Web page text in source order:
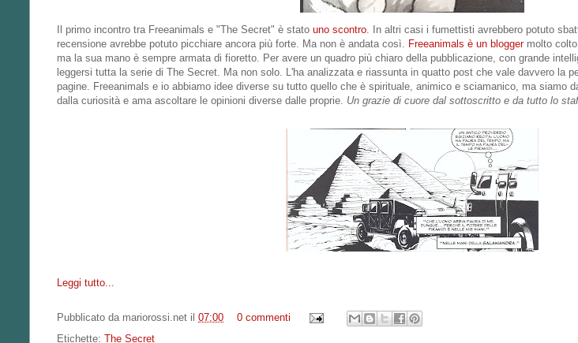
Il primo incontro tra Freeanimals e "The Secret" è stato uno scontro . In altri casi i fumettisti avrebbero potuto
recensione avrebbe potuto picchiare ancora più forte. Ma non è andata così.
Freeanimals è un bloggermolto colto
ma la sua mano è sempre armata di fioretto. Per avere un quadro più chiaro della pubblicazione, con grande
leggersi tutta la serie di The Secret. Ma non solo. L'ha analizzata e riassunta in quatto post che vale davvero la
pagine. Freeanimals e io abbiamo idee diverse su tutto quello che è spirituale, animico e sciamanico, ma siamo
dalla curiosità e ama ascoltare le opinioni diverse dalle proprie. Un grazie di cuore dal sottoscritto e da tutto lo
Leggi tutto...
Pubblicato da mariorossi.net il 07:00
0 commenti
Etichette: The Secret